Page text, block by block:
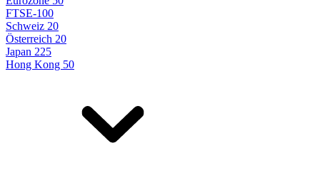
FTSE-100
Schweiz 20
Österreich 20
Japan 225
Hong Kong 50